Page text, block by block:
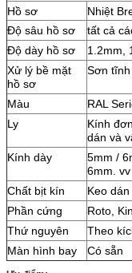
Hồ sơ
Nhiệt
Độ sâu hồ sơ
tất cả
Độ dày hồ sơ
1.2mm,
Xử lý bề mặt
hồ sơ
Sơn tĩnh
Màu
RAL
Ly
Kính
dán và
Kính dày
5mm /
6mm.
Chất bịt kín
Keo
Phần cứng
Roto,
Thứ nguyên
Theo
Màn hình bay
Có sẵn